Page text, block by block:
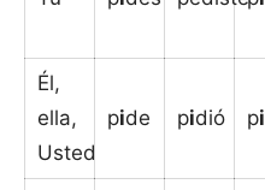
Él,
ella,
Usted
pide pidió pi